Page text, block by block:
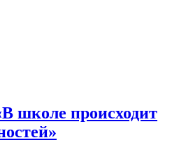
школе происходит